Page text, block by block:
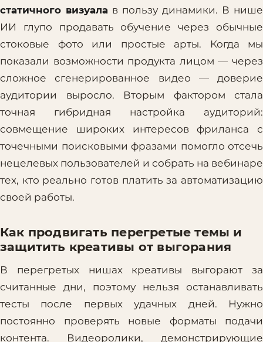
статичного визуала в пользу динамики. В нише
ИИ глупо продавать обучение через обычные
стоковые фото или простые арты. Когда мы
показали возможности продукта лицом — через
сложное сгенерированное видео — доверие
аудитории выросло. Вторым фактором стала
точная гибридная настройка аудиторий:
совмещение широких интересов фриланса с
точечными поисковыми фразами помогло отсечь
нецелевых пользователей и собрать на вебинаре
тех, кто реально готов платить за автоматизацию
своей работы.
Как продвигать перегретые темы и
защитить креативы от выгорания
В перегретых нишах креативы выгорают за
считанные дни, поэтому нельзя останавливать
тесты после первых удачных дней. Нужно
постоянно проверять новые форматы подачи
контента. Видеоролики, демонстрирующие